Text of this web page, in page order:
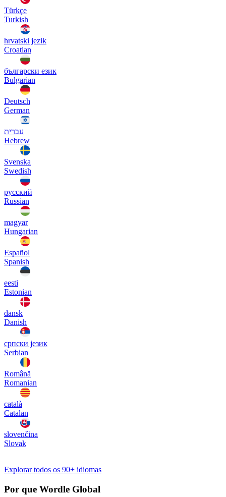
Türkçe
Turkish
hrvatski jezik
Croatian
български език
Bulgarian
Deutsch
German
עברית
Hebrew
Svenska
Swedish
русский
Russian
magyar
Hungarian
Español
Spanish
eesti
Estonian
dansk
Danish
српски језик
Serbian
Română
Romanian
català
Catalan
slovenčina
Slovak
Explorar todos os 90+ idiomas
Por que Wordle Global